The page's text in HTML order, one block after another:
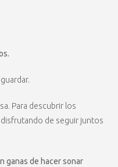
Para descubrir los
de seguir juntos
ganas de hacer sonar